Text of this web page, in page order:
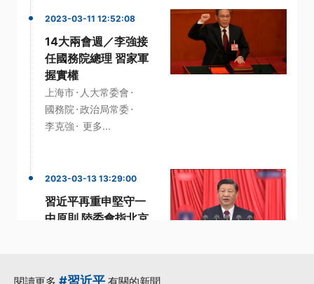
2023-03-11 12:52:08
14大兩會週／李強接
任國務院總理 習家軍
握實權
上海市· 人大常委會 ·
國務院 ·政治局常委·
李克強 · 更多...
2023-03-13 13:29:00
習近平再重申堅守一
中原則 陸委會指北京
#習近平